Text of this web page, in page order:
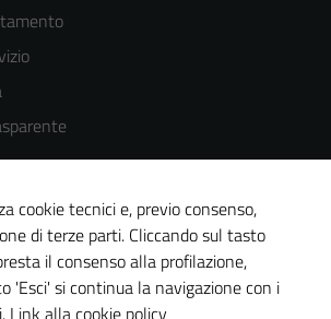
del sito
cookie tecnici e, previo consenso,
di terze parti. Cliccando sul tasto
il consenso alla profilazione,
'Esci' si continua la navigazione con i
Link alla cookie policy